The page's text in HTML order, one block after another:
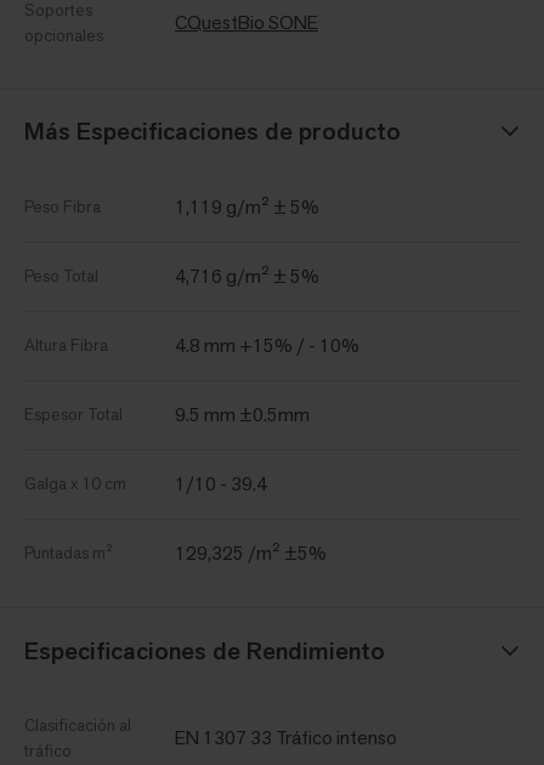
Soportes
opcionales
CQuestBio SONE
Más Especificaciones de producto
Peso Fibra 1,119 g/m² ± 5%
Peso Total 4,716 g/m² ± 5%
Altura Fibra 4.8 mm +15% / - 10%
Espesor Total 9.5 mm ±0.5mm
Galga x 10 cm 1/10 - 39.4
Puntadas m² 129,325 /m² ±5%
Especificaciones de Rendimiento
Clasificación al
tráfico
EN 1307 33 Tráfico intenso